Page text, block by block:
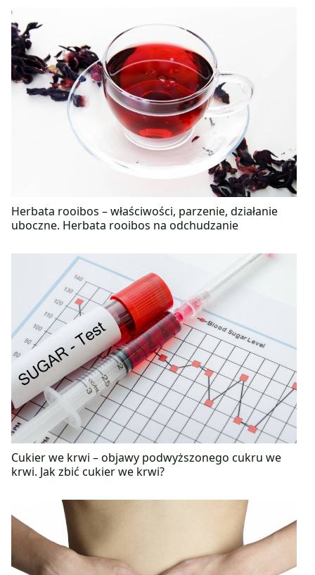
Herbata rooibos – właściwości, parzenie, działanie
uboczne. Herbata rooibos na odchudzanie
Cukier we krwi – objawy podwyższonego cukru we
krwi. Jak zbić cukier we krwi?